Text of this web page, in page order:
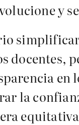
y
docentes,
en
la